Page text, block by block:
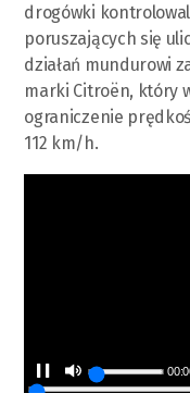
drogówki
poruszających się
działań mundurowi
marki Citroën, który
ograniczenie
112 km/h.